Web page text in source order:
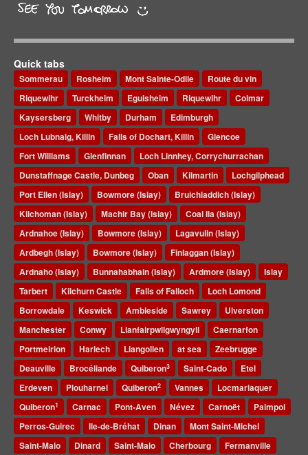
Quick tabs
Sommerau Rosheim Mont Sainte-Odile
Route du vin
Riquewihr
Turckheim Eguisheim Riquewihr
Colmar
Kaysersberg
Whitby Durham
Edimburgh
Loch Lubnaig, Killin
Falls of Dochart, Killin
Glencoe
Fort Williams
Glenfinnan
Loch Linnhey, Corrychurrachan
Dunstaffnage Castle, Dunbeg
Oban Kilmartin
Lochgilphead
Port Ellen (Islay)
Bowmore (Islay)
Bruichladdich (Islay)
Kilchoman (Islay)
Machir Bay (Islay)
Coal Ila (Islay)
Ardnahoe (Islay)
Bowmore (Islay)
Lagavulin (Islay)
Ardbegh (Islay)
Bowmore (Islay)
Finlaggan (Islay)
Ardnaho (Islay)
Bunnahabhain (Islay) Ardmore (Islay)
Islay
Tarbert
Kilchurn Castle Falls of Falloch
Loch Lomond
Borrowdale
Keswick Ambleside Sawrey
Ulverston
Manchester
Conwy Llanfairpwllgwyngyll
Caernarfon
Portmeirion
Harlech Llangollen at sea
Zeebrugge
Deauville
Brocéliande Quiberon3 Saint-Cado
Etel
Erdeven
Plouharnel Quiberon2 Vannes
Locmariaquer
Quiberon1 Carnac Pont-Aven Névez Carnoët
Paimpol
Perros-Guirec
Ile-de-Bréhat Dinan
Mont Saint-Michel
Saint-Malo
Dinard Saint-Malo Cherbourg
Fermanville